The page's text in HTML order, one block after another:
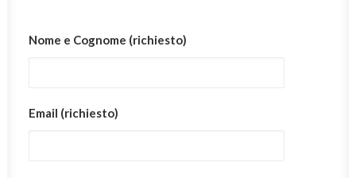
Nome e Cognome (richiesto)
Email (richiesto)